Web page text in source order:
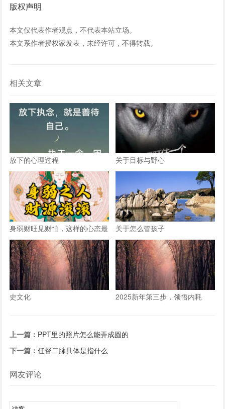
版权声明
本文仅代表作者观点，不代表本站立场。
本文系作者授权家发表，未经许可，不得转载。
相关文章
放下的心理过程 关于目标与野心
身弱财旺见财怕，这样的心态最
要的
关于怎么管孩子
史文化 2025新年第三步，领悟内耗
上一篇： PPT里的照片怎么能弄成圆的
下一篇：任督二脉具体是指什么
网友评论